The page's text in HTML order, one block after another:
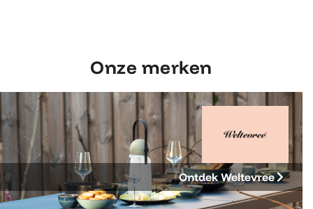
Onze merken
Ontdek Weltevree